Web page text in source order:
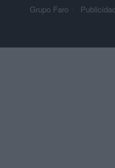
Grupo Faro Publicidad